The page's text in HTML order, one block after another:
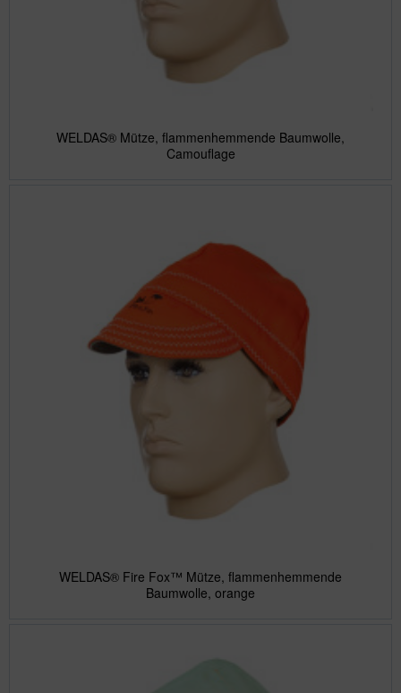
WELDAS® Mütze, flammenhemmende Baumwolle,
Camouflage
WELDAS® Fire Fox™ Mütze, flammenhemmende
Baumwolle, orange